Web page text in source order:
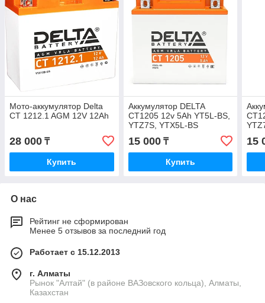
Мото-аккумулятор Delta
CT 1212.1 AGM 12V 12Ah
28 000 ₸
Купить
Аккумулятор DELTA
CT1205 12v 5Ah YT5L-BS,
YTZ7S, YTX5L-BS
AGM/VRLA battery
15 000₸
Купить
15
О нас
Рейтинг не сформирован
Менее 5 отзывов за последний год
Работает с 15.12.2013
г. Алматы
Рынок "Алтай" (в районе ВАЗовского кольца), Алматы,
Казахстан